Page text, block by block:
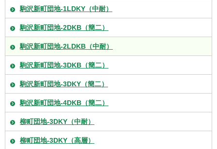
駒沢新町団地-1LDKY（中耐）
駒沢新町団地-2DKB（簡二）
駒沢新町団地-2LDKB（中耐）
駒沢新町団地-3DKB（簡二）
駒沢新町団地-3DKY（簡二）
駒沢新町団地-4DKB（簡二）
柳町団地-3DKY（中耐）
柳町団地-3DKY（高層）